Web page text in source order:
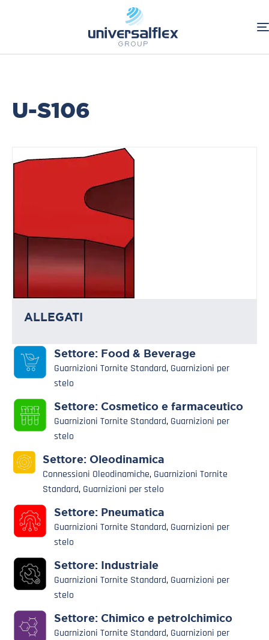
Guarnizioni Tornite Standard
Guarnizioni per stelo
U-S106
ALLEGATI
Settore: Food & Beverage
Guarnizioni Tornite Standard, Guarnizioni per
stelo
Settore: Cosmetico e farmaceutico
Guarnizioni Tornite Standard, Guarnizioni per
stelo
Settore: Oleodinamica
Connessioni Oleodinamiche, Guarnizioni Tornite
Standard, Guarnizioni per stelo
Settore: Pneumatica
Guarnizioni Tornite Standard, Guarnizioni per
stelo
Settore: Industriale
Guarnizioni Tornite Standard, Guarnizioni per
stelo
Settore: Chimico e petrolchimico
Guarnizioni Tornite Standard, Guarnizioni per